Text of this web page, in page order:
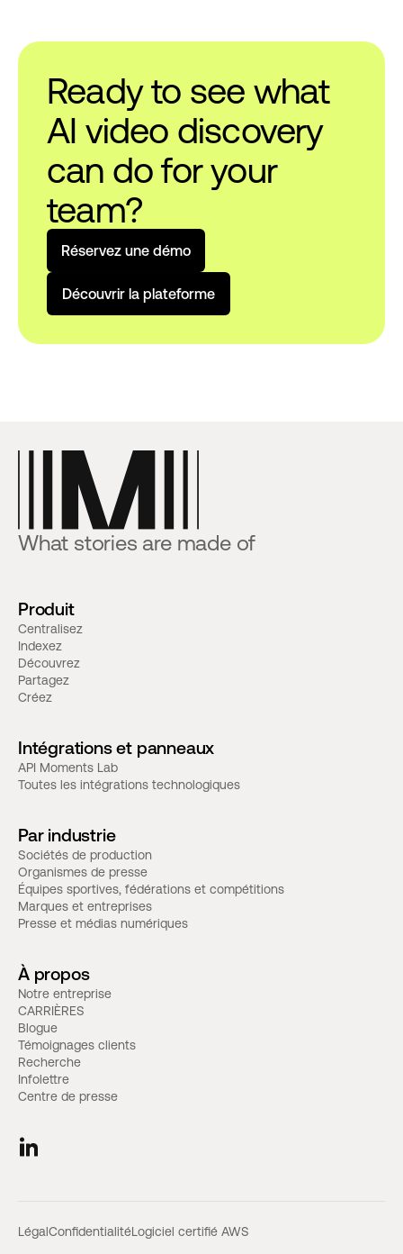
Ready to see what
AI video discovery
can do for your
team?
Réservez une démo
Découvrir la plateforme
What stories are made of
Produit
Centralisez
Indexez
Découvrez
Partagez
Créez
Intégrations et panneaux
API Moments Lab
Toutes les intégrations technologiques
Par industrie
Sociétés de production
Organismes de presse
Équipes sportives, fédérations et compétitions
Marques et entreprises
Presse et médias numériques
À propos
Notre entreprise
CARRIÈRES
Blogue
Témoignages clients
Recherche
Infolettre
Centre de presse
LégalConfidentialitéLogiciel certifié AWS